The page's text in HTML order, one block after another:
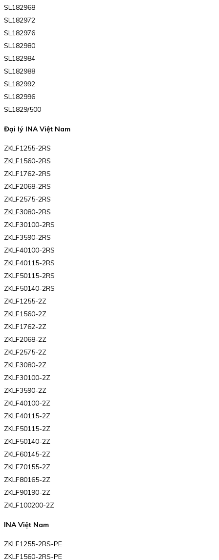
SL182968
SL182972
SL182976
SL182980
SL182984
SL182988
SL182992
SL182996
SL1829/500
Đại lý INA Việt Nam
ZKLF1255-2RS
ZKLF1560-2RS
ZKLF1762-2RS
ZKLF2068-2RS
ZKLF2575-2RS
ZKLF3080-2RS
ZKLF30100-2RS
ZKLF3590-2RS
ZKLF40100-2RS
ZKLF40115-2RS
ZKLF50115-2RS
ZKLF50140-2RS
ZKLF1255-2Z
ZKLF1560-2Z
ZKLF1762-2Z
ZKLF2068-2Z
ZKLF2575-2Z
ZKLF3080-2Z
ZKLF30100-2Z
ZKLF3590-2Z
ZKLF40100-2Z
ZKLF40115-2Z
ZKLF50115-2Z
ZKLF50140-2Z
ZKLF60145-2Z
ZKLF70155-2Z
ZKLF80165-2Z
ZKLF90190-2Z
ZKLF100200-2Z
INA Việt Nam
ZKLF1255-2RS-PE
ZKLF1560-2RS-PE